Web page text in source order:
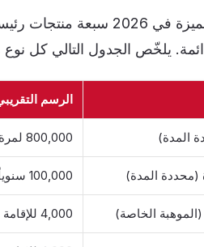
يضم برنامج الإقامة المميزة
يلخّص الجدول التالي كل
الرسم
المدة) 800,000 لمرة واحدة
(محددة المدة) 100,000 سنوياً
(الموهبة الخاصة) 4,000 للإقامة الأولى